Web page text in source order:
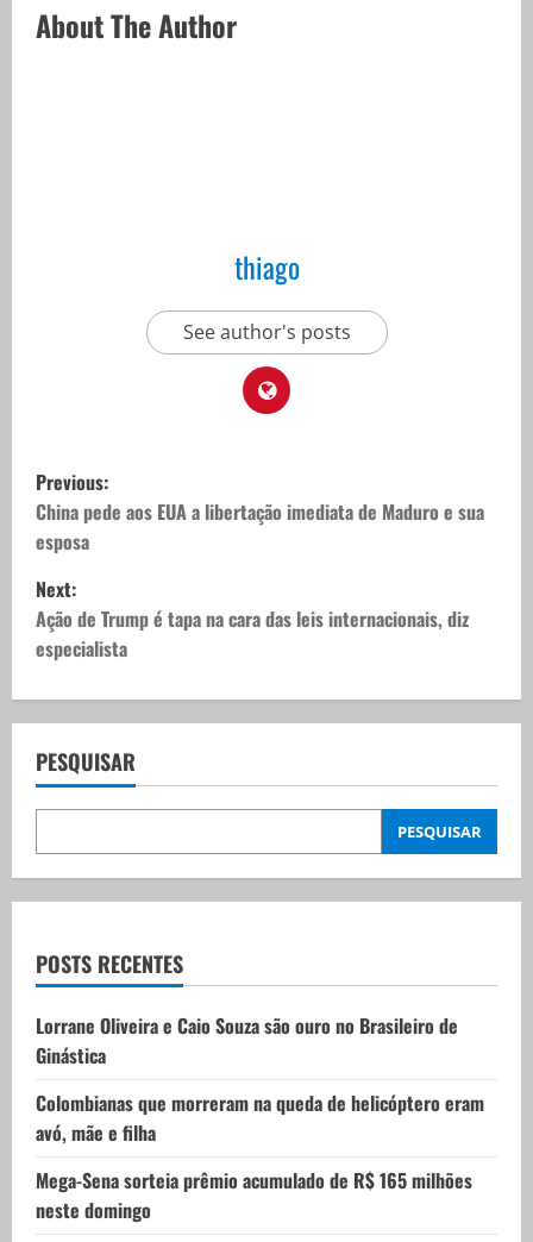
About The Author
thiago
See author's posts
P
o
s
t
n
a
v
i
g
t
i
o
n
Previous:
China pede aos EUA a libertação imediata de Maduro e sua
esposa
Next:
Ação de Trump é tapa na cara das leis internacionais, diz
especialista
PESQUISAR
PESQUISAR
POSTS RECENTES
Lorrane Oliveira e Caio Souza são ouro no Brasileiro de
Ginástica
Colombianas que morreram na queda de helicóptero eram
avó, mãe e filha
Mega-Sena sorteia prêmio acumulado de R$ 165 milhões
neste domingo